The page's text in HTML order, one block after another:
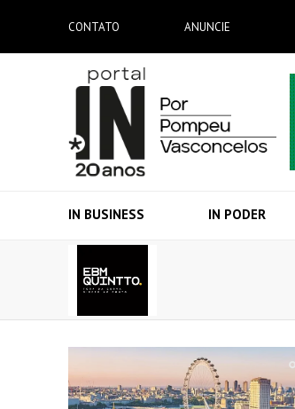
CONTATO ANUNCIE
IN BUSINESS IN PODER